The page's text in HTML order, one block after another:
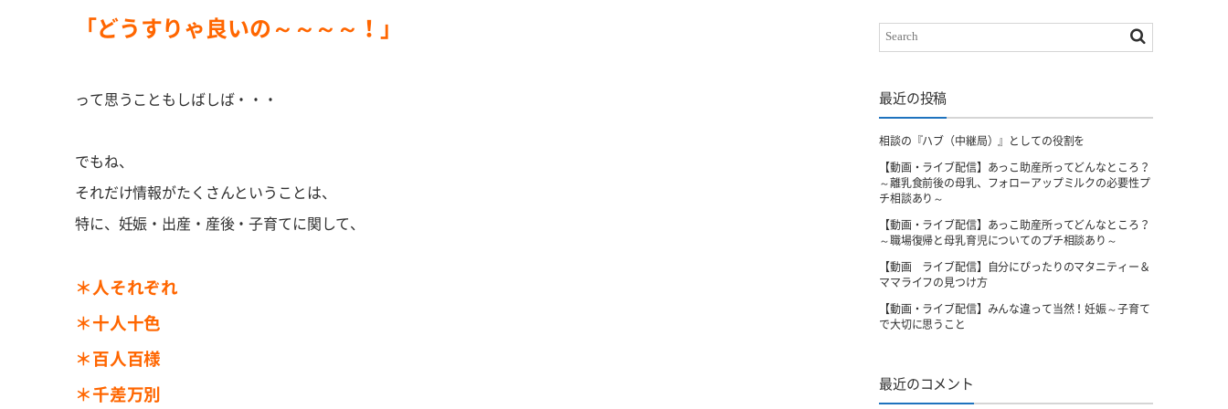
「どうすりゃ良いの～～～～！」
って思うこともしばしば・・・
でもね、
それだけ情報がたくさんということは、
特に、妊娠・出産・産後・子育てに関して、
＊人それぞれ
＊十人十色
＊百人百様
＊千差万別
最近の投稿
相談の『ハブ（中継局）』としての役割を
【動画・ライブ配信】あっこ助産所ってどんなところ？
～離乳食前後の母乳、フォローアップミルクの必要性プ
チ相談あり～
【動画・ライブ配信】あっこ助産所ってどんなところ？
～職場復帰と母乳育児についてのプチ相談あり～
【動画 ライブ配信】自分にぴったりのマタニティー＆
ママライフの見つけ方
【動画・ライブ配信】みんな違って当然！妊娠～子育て
で大切に思うこと
最近のコメント